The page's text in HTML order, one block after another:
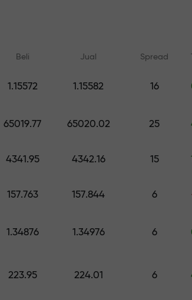
dan di
pribadi
hadiah senilai hingga
risiko —
Anda
Beli Jual Spread
1.15572 1.15582 16
65019.77 65020.02 25
4341.95 4342.16 15
157.763 157.844 6
1.34876 1.34976 6
223.95 224.01 6
dan webinar untuk semua level